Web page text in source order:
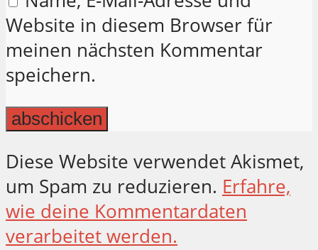
Website in diesem Browser für
meinen nächsten Kommentar
speichern.
Diese Website verwendet Akismet,
um Spam zu reduzieren. Erfahre,
wie deine Kommentardaten
verarbeitet werden.